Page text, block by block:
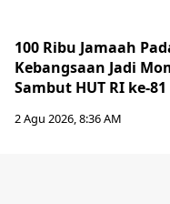
100 Ribu Jamaah
Kebangsaan Jadi
Sambut HUT RI ke-81
2 Agu 2026, 8:36 AM